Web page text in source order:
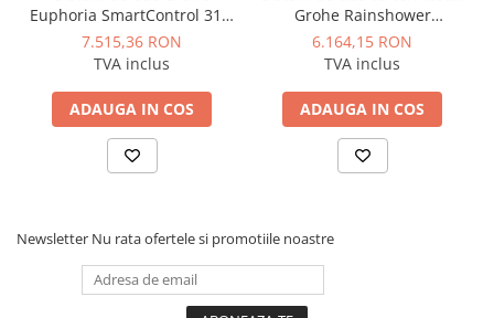
termostate
Regulatoare electronice
Vane si servomotoare
Servoregulatoare
Termostate pentru ventilo-
UPS-uri si stabilizatoare de
Euphoria SmartControl 310,
cu termostat, brat 450 mm,
2 jeturi, debit 20 l/min,
SmartControl, Cool Sunrise
lucios
7.515,36 RON
TVA inclus
ADAUGA IN COS
Grohe Rainshower
SmartActive 310, debit 9,5
l/min, dus fix rainshower
Sunrise lucios
6.164,15 RON
TVA inclus
ADAUGA IN COS
Newsletter Nu rata ofertele si promotiile noastre